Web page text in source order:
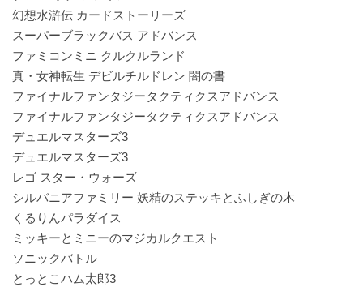
幻想水滸伝 カードストーリーズ
スーパーブラックバス アドバンス
ファミコンミニ クルクルランド
真・女神転生 デビルチルドレン 闇の書
ファイナルファンタジータクティクスアドバンス
ファイナルファンタジータクティクスアドバンス
デュエルマスターズ3
デュエルマスターズ3
レゴ スター・ウォーズ
シルバニアファミリー 妖精のステッキとふしぎの木
くるりんパラダイス
ミッキーとミニーのマジカルクエスト
ソニックバトル
とっとこハム太郎3